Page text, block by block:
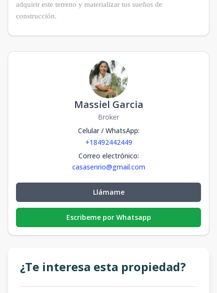
adquirir este terreno y materializar tus sueños de
construcción.
Massiel Garcia
Broker
Celular / WhatsApp:
+18492442449
Correo electrónico:
casasenrio@gmail.com
Llámame
Escribeme por Whatsapp
¿Te interesa esta propiedad?